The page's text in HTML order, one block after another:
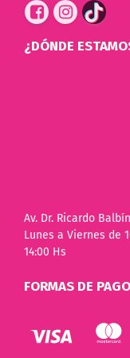
¿DÓNDE
Av. Dr. Ricardo
Lunes a Viernes de
14:00 Hs
FORMAS DE PAGO